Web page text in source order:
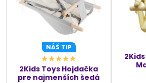
NÁŠ TIP
2Kids Toys Hojdačka
pre najmenších šedá